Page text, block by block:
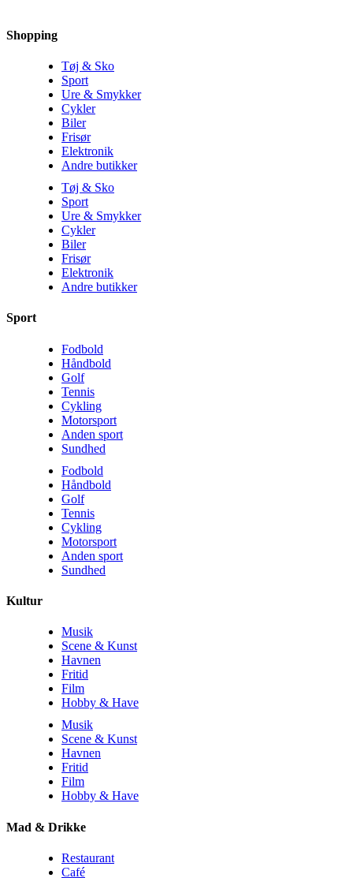
Shopping
Tøj & Sko
Sport
Ure & Smykker
Cykler
Biler
Frisør
Elektronik
Andre butikker
Tøj & Sko
Sport
Ure & Smykker
Cykler
Biler
Frisør
Elektronik
Andre butikker
Sport
Fodbold
Håndbold
Golf
Tennis
Cykling
Motorsport
Anden sport
Sundhed
Fodbold
Håndbold
Golf
Tennis
Cykling
Motorsport
Anden sport
Sundhed
Kultur
Musik
Scene & Kunst
Havnen
Fritid
Film
Hobby & Have
Musik
Scene & Kunst
Havnen
Fritid
Film
Hobby & Have
Mad & Drikke
Restaurant
Café